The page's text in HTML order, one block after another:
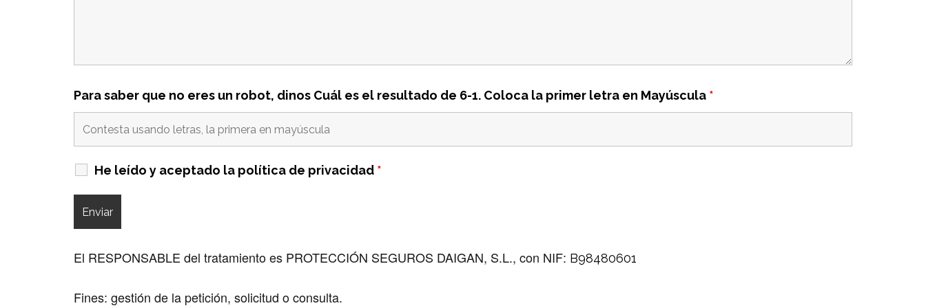
Para saber que no eres un robot, dinos Cuál es el resultado de 6-1. Coloca la primer letra en Mayúscula *
He leído y aceptado la política de privacidad *
El RESPONSABLE del tratamiento es PROTECCIÓN SEGUROS DAIGAN, S.L., con NIF: B98480601
Fines: gestión de la petición, solicitud o consulta.